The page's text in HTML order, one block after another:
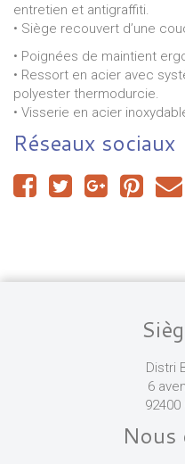
entretien et antigraffiti.
• Siège recouvert d’une
• Poignées de maintient
• Ressort en acier avec
polyester thermodurcie.
• Visserie en acier
Réseaux sociaux
Distri
6
Nous